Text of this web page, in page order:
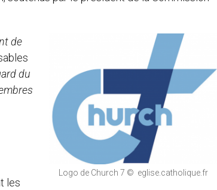
Logo de Church 7 © eglise.catholique.fr
de
du
les